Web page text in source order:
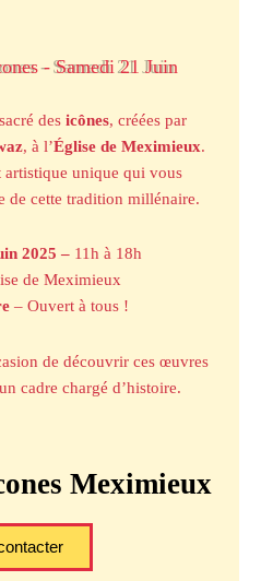
- Samedi 21 Juin
des icônes, créées par
, à l’Église de Meximieux.
unique qui vous
de cette tradition millénaire.
2025 – 11h à 18h
de Meximieux
– Ouvert à tous !
de découvrir ces œuvres
cadre chargé d’histoire.